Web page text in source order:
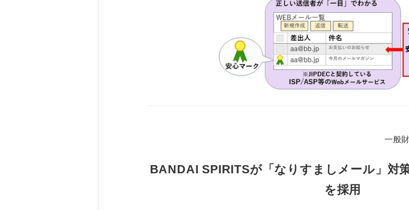
一般
BANDAI SPIRITSが「なりすましメール」対
を採用